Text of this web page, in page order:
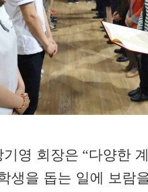
기영 회장은 “다양한
생을 돕는 일에 보람